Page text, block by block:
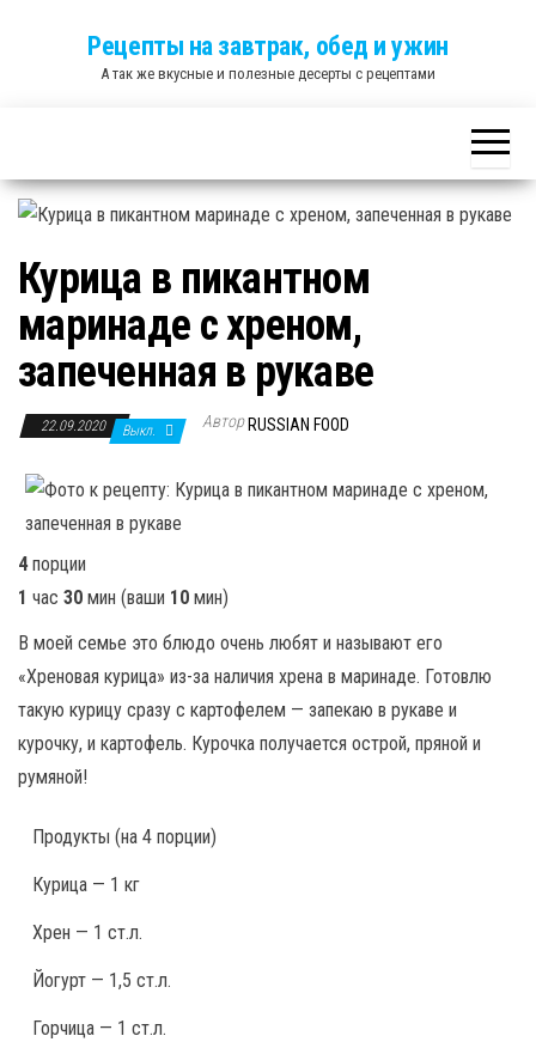
Рецепты на завтрак, обед и ужин
А так же вкусные и полезные десерты с рецептами
Курица в пикантном
маринаде с хреном,
запеченная в рукаве
22.09.2020 Выкл. Автор RUSSIAN FOOD
4 порции
1 час 30 мин (ваши 10 мин)
В моей семье это блюдо очень любят и называют его
«Хреновая курица» из-за наличия хрена в маринаде. Готовлю
такую курицу сразу с картофелем — запекаю в рукаве и
курочку, и картофель. Курочка получается острой, пряной и
румяной!
Продукты (на 4 порции)
Курица — 1 кг
Хрен — 1 ст.л.
Йогурт — 1,5 ст.л.
Горчица — 1 ст.л.